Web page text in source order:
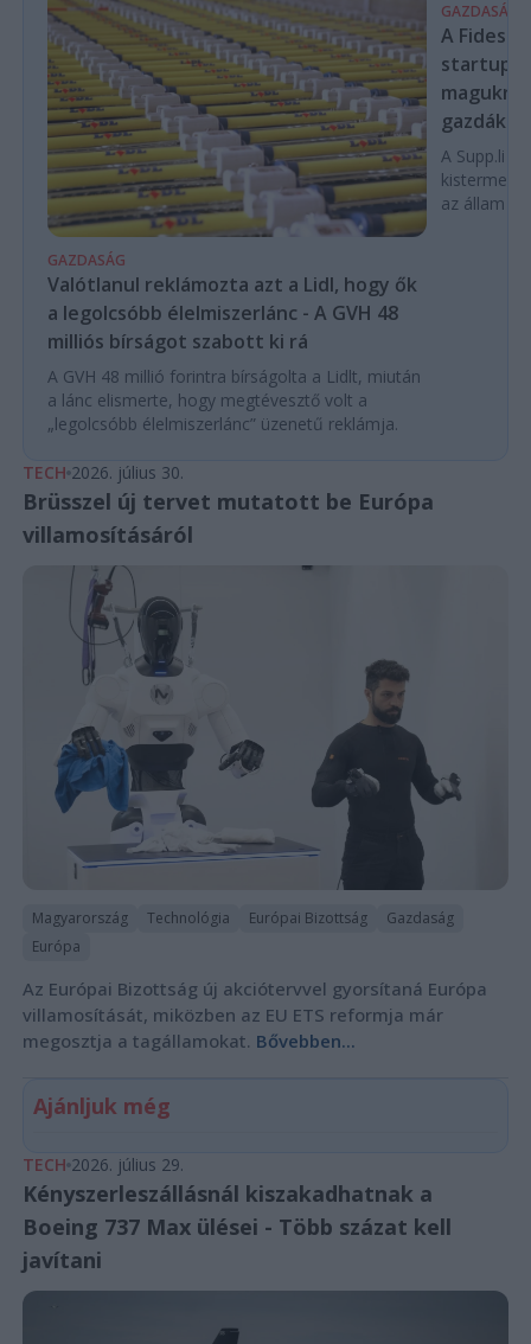
GAZDASÁG
Valótlanul reklámozta azt a Lidl, hogy ők
a legolcsóbb élelmiszerlánc - A GVH 48
milliós bírságot szabott ki rá
A GVH 48 millió forintra bírságolta a Lidlt, miután
a lánc elismerte, hogy megtévesztő volt a
„legolcsóbb élelmiszerlánc” üzenetű reklámja.
GAZDASÁG
A
magukra
gazdákat
A Supp.li
az állam
TECH 2026. július 30.
Brüsszel új tervet mutatott be Európa
villamosításáról
Magyarország Technológia Európai Bizottság
Gazdaság
Európa
Az Európai Bizottság új akciótervvel gyorsítaná Európa
villamosítását, miközben az EU ETS reformja már
megosztja a tagállamokat. Bővebben...
Ajánljuk még
TECH 2026. július 29.
Kényszerleszállásnál kiszakadhatnak a
Boeing 737 Max ülései - Több százat kell
javítani